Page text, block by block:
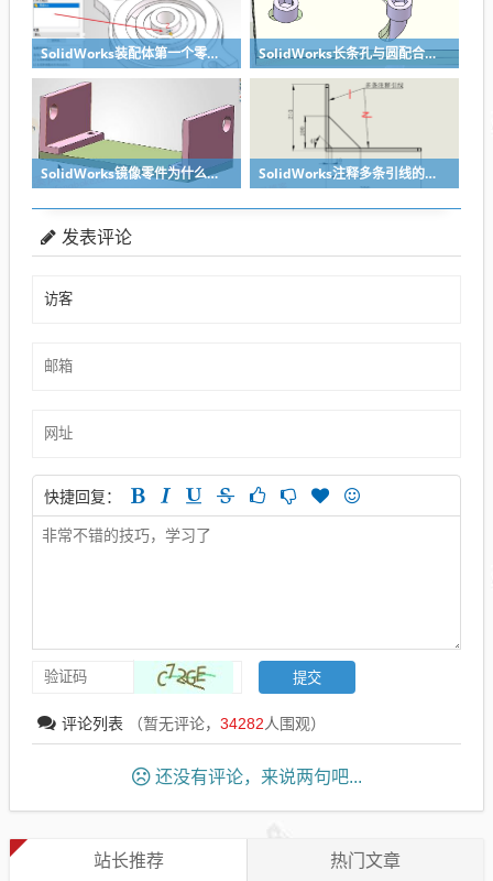
SolidWorks装配体第一个零件怎么固定到中心原点？90%的人一开始就做错了 SolidWorks长条孔与圆配合，槽口与圆配合超快方法
SolidWorks镜像零件为什么不对称？镜像命令使用详解 SolidWorks注释多条引线的方法步骤
发表评论
快捷回复：
评论列表 （暂无评论， 34282人围观）
还没有评论，来说两句吧...
站长推荐 热门文章